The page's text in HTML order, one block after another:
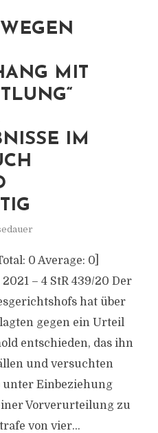
MIT
IM
0 Average: 0]
– 4 StR 439/20 Der
hat über
gegen ein Urteil
entschieden, das ihn
und versuchten
Einbeziehung
Vorverurteilung zu
von vier...